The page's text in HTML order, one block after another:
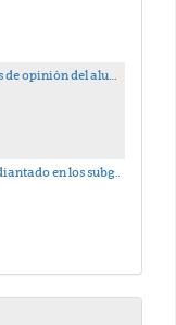
Grabación del estudiantado en los subgrupos prácticos